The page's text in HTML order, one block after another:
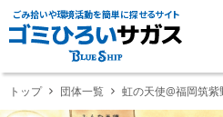
ごみ拾いや環境活動を簡単に探せるサイト
トップ 団体一覧 虹の天使@福岡筑紫